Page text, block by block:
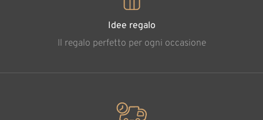
Idee regalo
Il regalo perfetto per ogni occasione